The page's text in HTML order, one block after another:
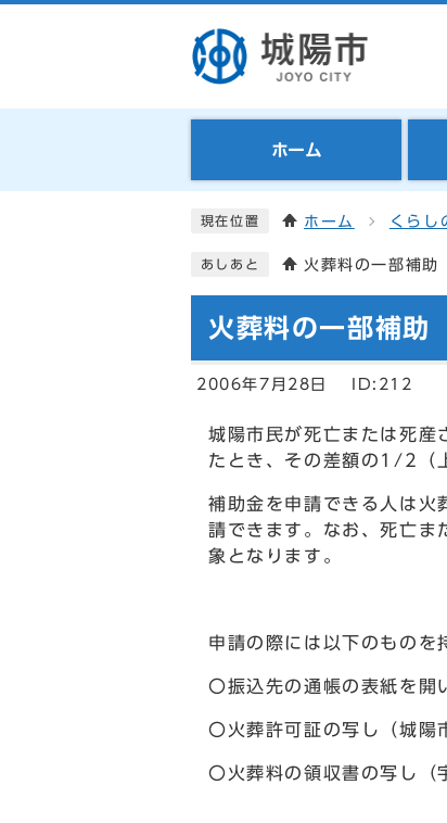
ホーム
現在位置 ホーム くらし
あしあと 火葬料の一部補助
火葬料の一部補助
2006年7月28日 ID:212
城陽市民が死亡または死産
たとき、その差額の1/2（
補助金を申請できる人は火
請できます。なお、死亡ま
象となります。
申請の際には以下のものを
〇振込先の通帳の表紙を開
〇火葬許可証の写し（城陽
〇火葬料の領収書の写し（